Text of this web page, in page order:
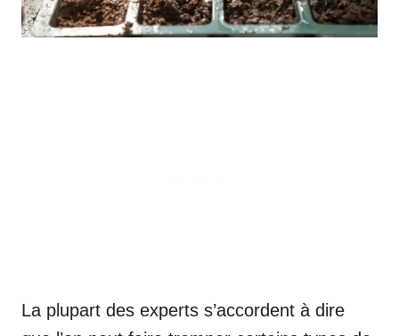
La plupart des experts s’accordent à dire